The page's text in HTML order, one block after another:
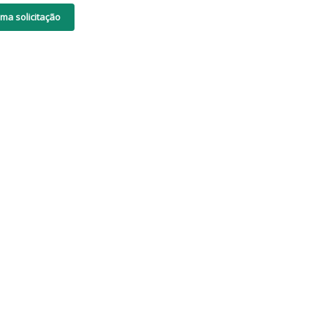
solicitação